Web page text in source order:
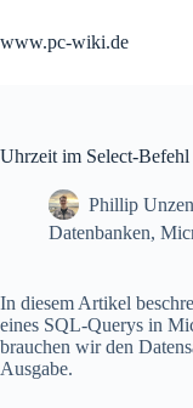
springen
www.pc-wiki.de
Uhrzeit im Select-
Phillip Unzen
Datenbanken,
In diesem Artikel
eines SQL-Querys in
brauchen wir den
Ausgabe.